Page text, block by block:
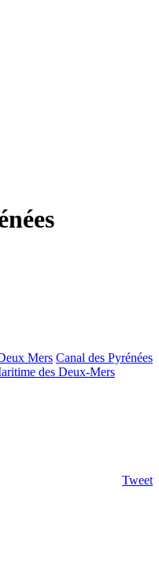
Mers Canal des Pyrénées
des Deux-Mers
Tweet